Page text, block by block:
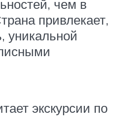
чем в
привлекает,
уникальной
экскурсии по